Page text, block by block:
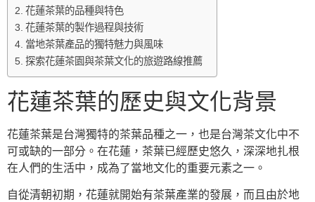
花蓮茶葉的品種與特色
花蓮茶葉的製作過程與技術
當地茶葉產品的獨特魅力與風味
探索花蓮茶園與茶葉文化的旅遊路線推薦
花蓮茶葉的歷史與文化背景
花蓮茶葉是台灣獨特的茶葉品種之一，也是台灣茶文化中不
可或缺的一部分。在花蓮，茶葉已經歷史悠久，深深地扎根
在人們的生活中，成為了當地文化的重要元素之一。
自從清朝初期，花蓮就開始有茶葉產業的發展，而且由於地